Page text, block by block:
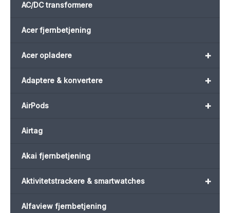
AC/DC transformere
Acer fjernbetjening
+
Acer opladere
+
Adaptere & konvertere
+
AirPods
Airtag
Akai fjernbetjening
+
Aktivitetstrackere & smartwatches
Alfaview fjernbetjening